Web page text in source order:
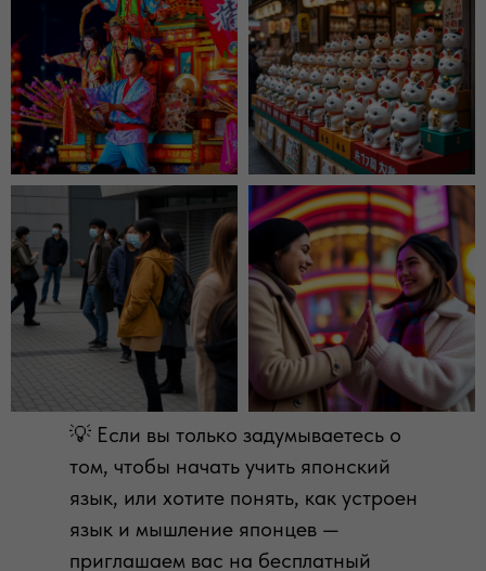
💡 Если вы только задумываетесь о
том, чтобы начать учить японский
язык, или хотите понять, как устроен
язык и мышление японцев —
приглашаем вас на бесплатный